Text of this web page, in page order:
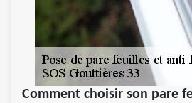
Comment choisir son pare